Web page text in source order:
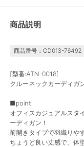
商品説明
商品番号：CD013-76492
[型番:ATN-0018]
クルーネックカーディガ
■point
オフィスカジュアルスタ
ーディガン！
前開きタイプで羽織りや
ちょうど良い丈感で、体